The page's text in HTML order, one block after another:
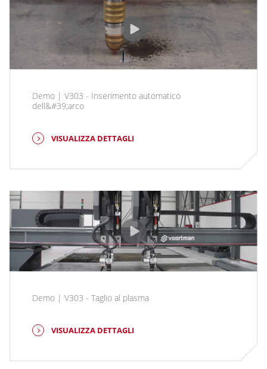
Demo | V303 - Inserimento automatico
dell&#39;arco
VISUALIZZA DETTAGLI
Demo | V303 - Taglio al plasma
VISUALIZZA DETTAGLI